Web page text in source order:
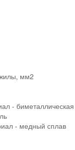
мм2
-
- медный сплав